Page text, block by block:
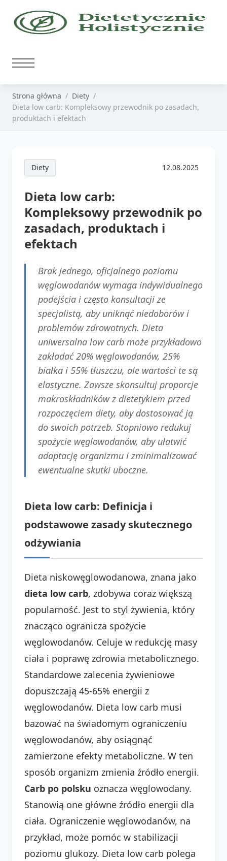
Strona główna
Diety
Dieta low carb: Kompleksowy przewodnik po zasadach,
produktach i efektach
Diety 12.08.2025
Dieta low carb:
Kompleksowy przewodnik po
zasadach, produktach i
efektach
Brak jednego, oficjalnego poziomu
węglowodanów wymaga indywidualnego
podejścia i często konsultacji ze
specjalistą, aby uniknąć niedoborów i
problemów zdrowotnych. Dieta
uniwersalna low carb może przykładowo
zakładać 20% węglowodanów, 25%
białka i 55% tłuszczu, ale wartości te są
elastyczne. Zawsze skonsultuj proporcje
makroskładników z dietetykiem przed
rozpoczęciem diety, aby dostosować ją
do swoich potrzeb. Stopniowo redukuj
spożycie węglowodanów, aby ułatwić
adaptację organizmu i zminimalizować
ewentualne skutki uboczne.
Dieta low carb: Definicja i
podstawowe zasady skutecznego
odżywiania
Dieta niskowęglowodanowa, znana jako
dieta low carb, zdobywa coraz większą
popularność. Jest to styl żywienia, który
znacząco ogranicza spożycie
węglowodanów. Celuje w redukcję masy
ciała i poprawę zdrowia metabolicznego.
Standardowe zalecenia żywieniowe
dopuszczają 45-65% energii z
węglowodanów. Dieta low carb musi
bazować na świadomym ograniczeniu
węglowodanów, aby osiągnąć
zamierzone efekty metaboliczne. W ten
sposób organizm zmienia źródło energii.
Carb po polsku oznacza węglowodany.
Stanowią one główne źródło energii dla
ciała. Ograniczenie węglowodanów, na
przykład, może pomóc w stabilizacji
poziomu glukozy. Dieta low carb polega